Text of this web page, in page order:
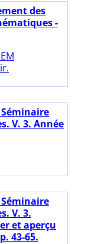
des
-
V. 3. Année
V. 3.
et aperçu
43-65.